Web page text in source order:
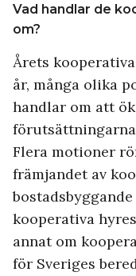
Vad handlar de
om?
Årets
år, många olika
handlar om att
Flera motioner
främjandet av
kooperativa
annat om
för Sveriges